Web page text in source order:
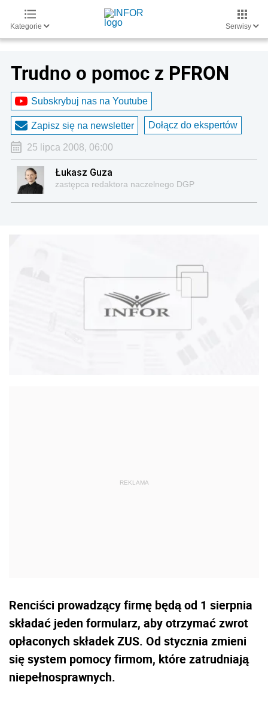
Kategorie Serwisy
Trudno o pomoc z PFRON
Subskrybuj nas na Youtube
Zapisz się na newsletter Dołącz do ekspertów
25 lipca 2008, 06:00
Łukasz Guza
zastępca redaktora naczelnego DGP
Renciści prowadzący firmę będą od 1 sierpnia
składać jeden formularz, aby otrzymać zwrot
opłaconych składek ZUS. Od stycznia zmieni
się system pomocy firmom, które zatrudniają
niepełnosprawnych.